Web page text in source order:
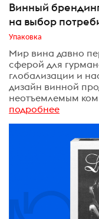
Винный
на выбор
Упаковка
Мир вина давно
сферой для
глобализации и
дизайн винной
неотъемлемым
подробнее